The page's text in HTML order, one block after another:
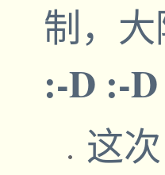
制，
:-D :-D
这